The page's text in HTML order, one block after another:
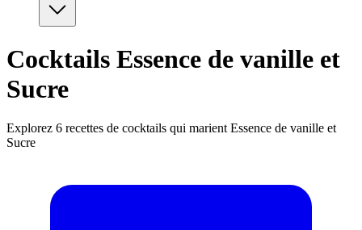
Cocktails Essence de vanille et
Sucre
Explorez 6 recettes de cocktails qui marient Essence de vanille et
Sucre